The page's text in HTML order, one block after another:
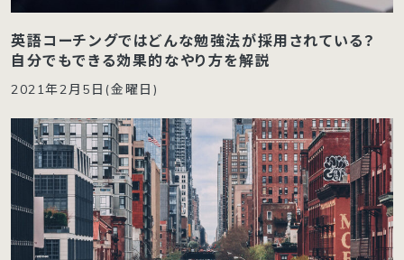
英語コーチングではどんな勉強法が採用されている？
自分でもできる効果的なやり方を解説
2021年2月5日(金曜日)